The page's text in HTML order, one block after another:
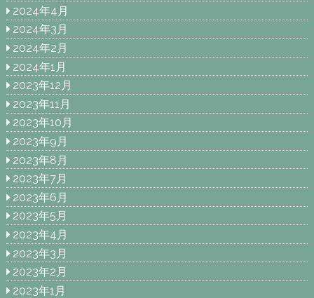
2024年4月
2024年3月
2024年2月
2024年1月
2023年12月
2023年11月
2023年10月
2023年9月
2023年8月
2023年7月
2023年6月
2023年5月
2023年4月
2023年3月
2023年2月
2023年1月